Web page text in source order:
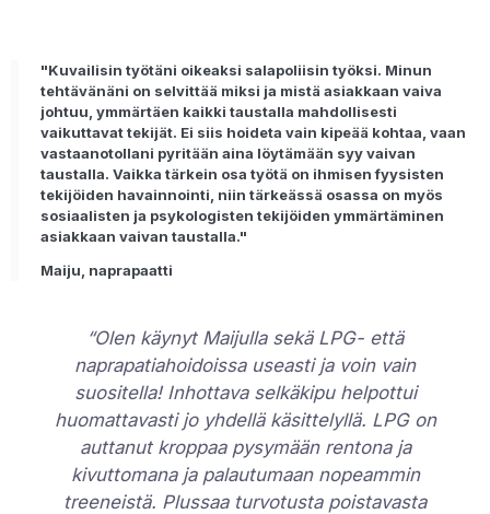
"Kuvailisin työtäni oikeaksi salapoliisin työksi. Minun
tehtävänäni on selvittää miksi ja mistä asiakkaan vaiva
johtuu, ymmärtäen kaikki taustalla mahdollisesti
vaikuttavat tekijät. Ei siis hoideta vain kipeää kohtaa, vaan
vastaanotollani pyritään aina löytämään syy vaivan
taustalla. Vaikka tärkein osa työtä on ihmisen fyysisten
tekijöiden havainnointi, niin tärkeässä osassa on myös
sosiaalisten ja psykologisten tekijöiden ymmärtäminen
asiakkaan vaivan taustalla."
Maiju, naprapaatti
“Olen käynyt Maijulla sekä LPG- että
naprapatiahoidoissa useasti ja voin vain
suositella! Inhottava selkäkipu helpottui
huomattavasti jo yhdellä käsittelyllä. LPG on
auttanut kroppaa pysymään rentona ja
kivuttomana ja palautumaan nopeammin
treeneistä. Plussaa turvotusta poistavasta